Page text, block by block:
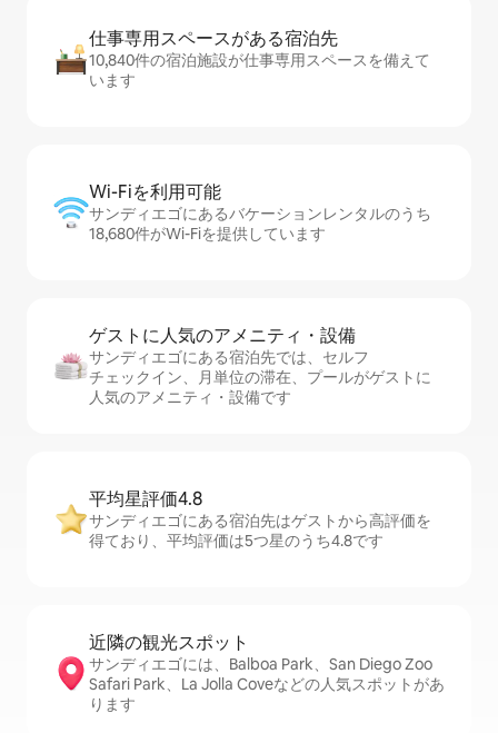
仕事専用ス⁠ペ⁠ー⁠スがあ⁠る宿⁠泊⁠先
10,840件の宿泊施設が仕事専用スペースを備えて
います
Wi-Fiを利⁠用⁠可⁠能
サンディエゴにあるバケーションレンタルのうち
18,680件がWi-Fiを提供しています
ゲストに人⁠気⁠のア⁠メ⁠ニ⁠テ⁠ィ・設⁠備
サンディエゴにある宿泊先では、セ⁠ル⁠フ
チ⁠ェ⁠ッ⁠ク⁠イ⁠ン、月単位の滞在、プールがゲストに
人気のアメニティ・設備です
平均星評価4.8
サンディエゴにある宿泊先はゲストから高評価を
得ており、平均評価は5つ星のうち4.8です
近隣の観光ス⁠ポ⁠ッ⁠ト
サンディエゴには、Balboa Park、San Diego Zoo
Safari Park、La Jolla Coveなどの人気スポットがあ
ります